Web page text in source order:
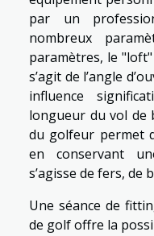
par un
nombreux
paramètres, le
s’agit de l’angle
influence
longueur du vol de
du golfeur permet
en conservant
s’agisse de fers, de
Une séance de
de golf offre la